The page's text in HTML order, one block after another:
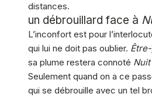
distances.
un débrouillard face à
L’inconfort est pour
qui lui ne doit pas oublier.
sa plume restera connoté
Seulement quand on a ce
qui se débrouille avec un tel